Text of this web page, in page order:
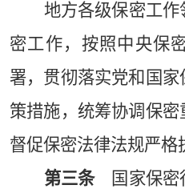
地方各级保密工
密工作，按照中央保
署，贯彻落实党和国
策措施，统筹协调保密
督促保密法律法规严格
第三条国家保密